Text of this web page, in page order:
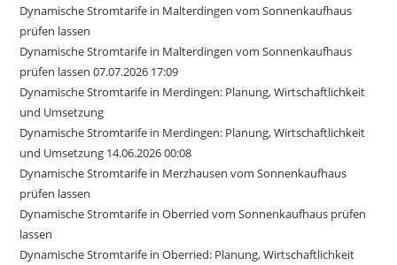
Dynamische Stromtarife in Malterdingen vom Sonnenkaufhaus
prüfen lassen
Dynamische Stromtarife in Malterdingen vom Sonnenkaufhaus
prüfen lassen 07.07.2026 17:09
Dynamische Stromtarife in Merdingen: Planung, Wirtschaftlichkeit
und Umsetzung
Dynamische Stromtarife in Merdingen: Planung, Wirtschaftlichkeit
und Umsetzung 14.06.2026 00:08
Dynamische Stromtarife in Merzhausen vom Sonnenkaufhaus
prüfen lassen
Dynamische Stromtarife in Oberried vom Sonnenkaufhaus prüfen
lassen
Dynamische Stromtarife in Oberried: Planung, Wirtschaftlichkeit